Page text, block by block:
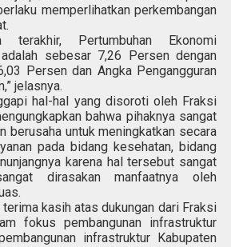
memperlihatkan perkembangan
terakhir, Pertumbuhan Ekonomi
sebesar 7,26 Persen dengan
Persen dan Angka Pengangguran
jelasnya.
hal-hal yang disoroti oleh Fraksi
bahwa pihaknya sangat
berusaha untuk meningkatkan secara
pada bidang kesehatan, bidang
karena hal tersebut sangat
dirasakan manfaatnya oleh
terima kasih atas dukungan dari Fraksi
fokus pembangunan infrastruktur
infrastruktur Kabupaten